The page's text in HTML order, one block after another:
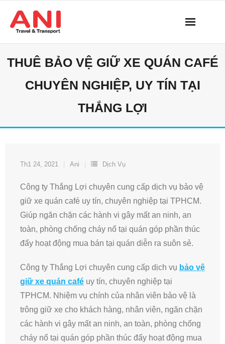
content
THUÊ BẢO VỆ GIỮ XE QUÁN CAFÉ
CHUYÊN NGHIỆP, UY TÍN TẠI
THẮNG LỢI
Th1 24, 2021 Ani Dịch Vụ
Công ty Thắng Lợi chuyên cung cấp dịch vụ bảo vệ
giữ xe quán café uy tín, chuyên nghiệp tại TPHCM.
Giúp ngăn chặn các hành vi gây mất an ninh, an
toàn, phòng chống cháy nổ tại quán góp phần thúc
đẩy hoạt động mua bán tại quán diễn ra suôn sẻ.
Công ty Thắng Lợi chuyên cung cấp dịch vụ bảo vệ
giữ xe quán café uy tín, chuyên nghiệp tại
TPHCM. Nhiệm vụ chính của nhân viên bảo vệ là
trông giữ xe cho khách hàng, nhân viên, ngăn chặn
các hành vi gây mất an ninh, an toàn, phòng chống
cháy nổ tại quán góp phần thúc đẩy hoạt động mua